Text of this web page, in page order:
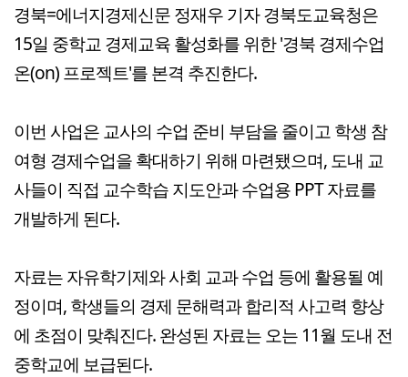
경북=에너지경제신문 정재우 기자 경북도교육청은
15일 중학교 경제교육 활성화를 위한 '경북 경제수업
온(on) 프로젝트'를 본격 추진한다.
이번 사업은 교사의 수업 준비 부담을 줄이고 학생 참
여형 경제수업을 확대하기 위해 마련됐으며, 도내 교
사들이 직접 교수학습 지도안과 수업용 PPT 자료를
개발하게 된다.
자료는 자유학기제와 사회 교과 수업 등에 활용될 예
정이며, 학생들의 경제 문해력과 합리적 사고력 향상
에 초점이 맞춰진다. 완성된 자료는 오는 11월 도내 전
중학교에 보급된다.